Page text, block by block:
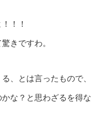
！！
きですわ。
、とは言ったもので、
な？と思わざるを得な